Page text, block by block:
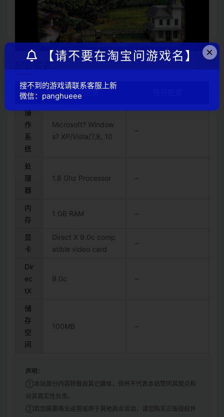
最低配置
操
作
系
统
Microsoft? Window
s? XP/Vista/7,8, 10
–
处
理
器
1.8 Ghz Processor –
内
存
1 GB RAM –
显
卡
Direct X 9.0c comp
atible video card
–
Dir
ec
tX
9.0c –
储
存
空
间
100MB –
声明：
①本站部分内容转载自其它媒体，但并不代表本站赞同其观点和
对其真实性负责。
②若您需要商业运营或用于其他商业活动，请您购买正版授权并
×
【请不要在淘宝问游戏名】
搜不到的游戏请联系客服上新
微信：panghueee